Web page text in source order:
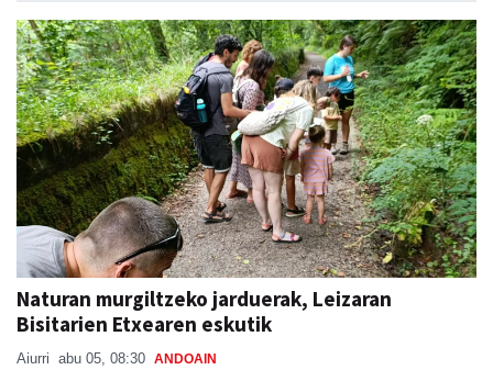
Naturan murgiltzeko jarduerak, Leizaran
Bisitarien Etxearen eskutik
Aiurri abu 05, 08:30 ANDOAIN